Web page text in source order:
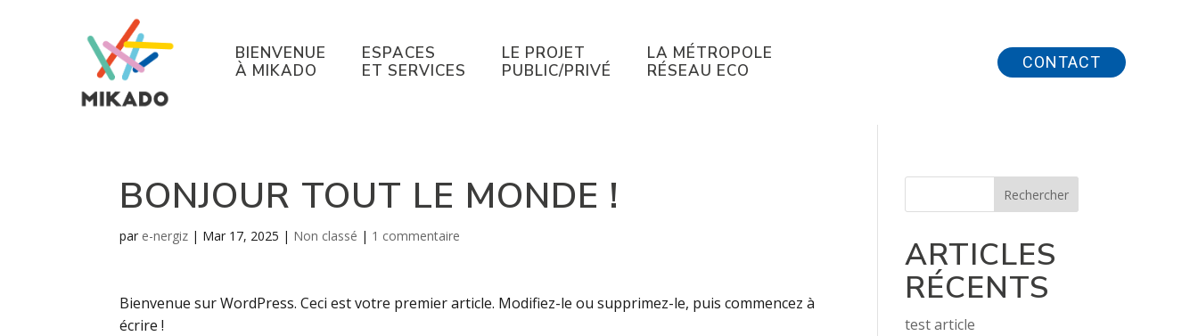
BIENVENUE
À MIKADO
ESPACES
ET SERVICES
LE PROJET
PUBLIC/PRIVÉ
LA MÉTROPOLE
RÉSEAU ECO
CONTACT
BONJOUR TOUT LE MONDE !
par e-nergiz | Mar 17, 2025 | Non classé | 1 commentaire
Bienvenue sur WordPress. Ceci est votre premier article. Modifiez-le ou supprimez-le, puis commencez à
écrire !
Rechercher
ARTICLES
RÉCENTS
test article